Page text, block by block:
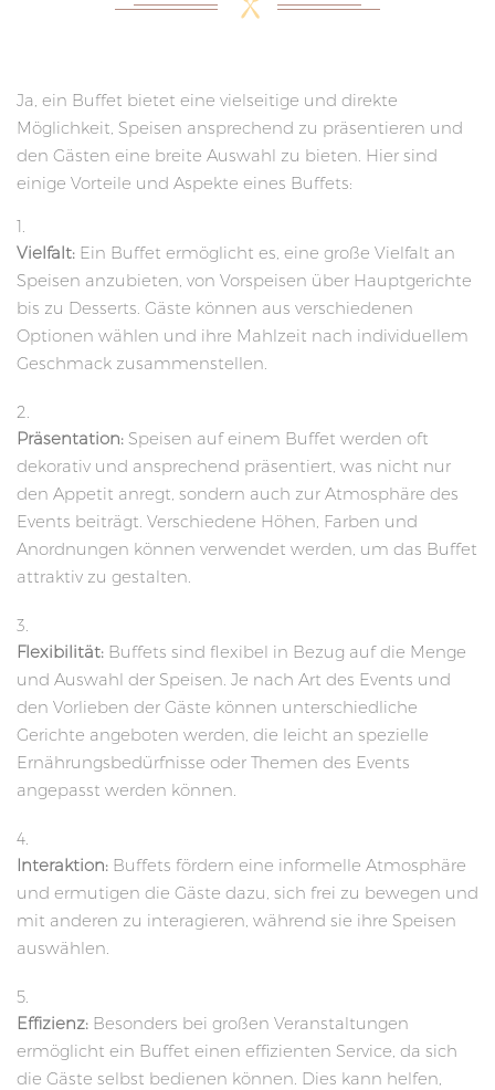
Ja, ein Buffet bietet eine vielseitige und direkte
Möglichkeit, Speisen ansprechend zu präsentieren und
den Gästen eine breite Auswahl zu bieten. Hier sind
einige Vorteile und Aspekte eines Buffets:
Vielfalt: Ein Buffet ermöglicht es, eine große Vielfalt an
Speisen anzubieten, von Vorspeisen über Hauptgerichte
bis zu Desserts. Gäste können aus verschiedenen
Optionen wählen und ihre Mahlzeit nach individuellem
Geschmack zusammenstellen.
Präsentation: Speisen auf einem Buffet werden oft
dekorativ und ansprechend präsentiert, was nicht nur
den Appetit anregt, sondern auch zur Atmosphäre des
Events beiträgt. Verschiedene Höhen, Farben und
Anordnungen können verwendet werden, um das Buffet
attraktiv zu gestalten.
Flexibilität: Buffets sind flexibel in Bezug auf die Menge
und Auswahl der Speisen. Je nach Art des Events und
den Vorlieben der Gäste können unterschiedliche
Gerichte angeboten werden, die leicht an spezielle
Ernährungsbedürfnisse oder Themen des Events
angepasst werden können.
Interaktion: Buffets fördern eine informelle Atmosphäre
und ermutigen die Gäste dazu, sich frei zu bewegen und
mit anderen zu interagieren, während sie ihre Speisen
auswählen.
Effizienz: Besonders bei großen Veranstaltungen
ermöglicht ein Buffet einen effizienten Service, da sich
die Gäste selbst bedienen können. Dies kann helfen,